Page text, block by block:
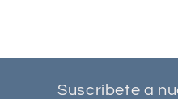
Suscríbete a